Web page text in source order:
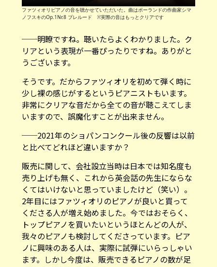
ファツィオリピアノの音を聴かせていただいた。曲はポーランドの作曲家シマ
ノフスキのOp.1Nr.8 プレルード ※実際の音はもっとクリアです
──明瞭ですね。聴いたらよくわかりました。ク
リアという表現が一番ぴったりですね。ありがと
うございます。
そうです。だからファツィオリを初めて弾く時に
少し裸の感じがするというピアニストもいます。
非常にクリアな音だから全ての音が聴こえてしま
いますので、誤魔化すことが出来ません。
──2021年のショパンコンクール後の反響は以前
と比べてどれほど違いますか？
販売に関して、会社設立当時は日本では知名度も
売り上げも無く、これから英会話の先生にならな
くてはいけないと思っていましたけど（笑い）。
2年目にはファツィオリのピアノが良いと買って
くださる人が増え始めました。今ではおそらく、
トップピアノを買いたいというほとんどの人が、
我々のピアノも検討してくださっています。ピア
ノに興味のある人は、実際に試弾にいらっしゃい
ます。しかし今度は、販売できるピアノの数が足